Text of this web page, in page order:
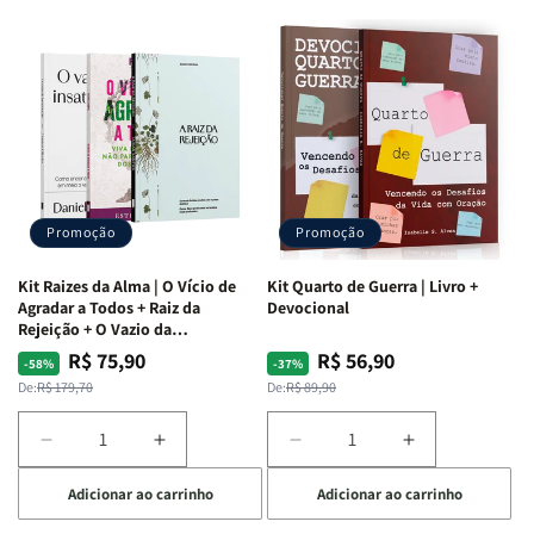
Promoção
Kit Raizes da Alma | O Vício de
Agradar a Todos + Raiz da
Rejeição + O Vazio da
Insatisfação.
-58%
Preço
normal
De:R$ 179,70
Preço
promocional
R$ 75,90
Diminuir
a
quantidade
de
Aumentar
a
quantidade
de
Adicionar ao carrinho
Promoção
Kit Quarto de Guerra | Livro +
Devocional
-37%
Preço
normal
De:R$ 89,90
Preço
promocional
R$ 56,90
Diminuir
a
quantidade
de
Aumentar
a
quantidade
de
Adicionar ao carrinho